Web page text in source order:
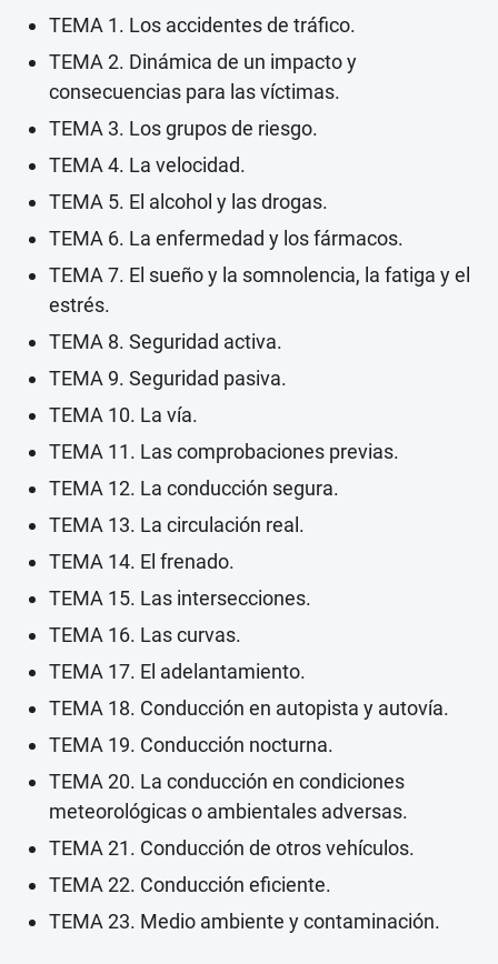
TEMA 1. Los accidentes de tráfico.
TEMA 2. Dinámica de un impacto y
consecuencias para las víctimas.
TEMA 3. Los grupos de riesgo.
TEMA 4. La velocidad.
TEMA 5. El alcohol y las drogas.
TEMA 6. La enfermedad y los fármacos.
TEMA 7. El sueño y la somnolencia, la fatiga y el
estrés.
TEMA 8. Seguridad activa.
TEMA 9. Seguridad pasiva.
TEMA 10. La vía.
TEMA 11. Las comprobaciones previas.
TEMA 12. La conducción segura.
TEMA 13. La circulación real.
TEMA 14. El frenado.
TEMA 15. Las intersecciones.
TEMA 16. Las curvas.
TEMA 17. El adelantamiento.
TEMA 18. Conducción en autopista y autovía.
TEMA 19. Conducción nocturna.
TEMA 20. La conducción en condiciones
meteorológicas o ambientales adversas.
TEMA 21. Conducción de otros vehículos.
TEMA 22. Conducción eficiente.
TEMA 23. Medio ambiente y contaminación.